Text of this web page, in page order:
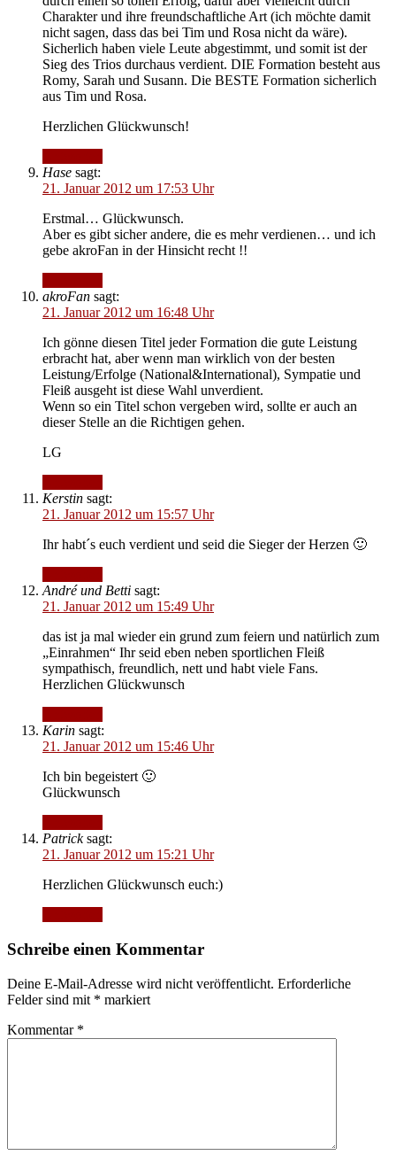
Charakter und ihre freundschaftliche Art (ich möchte damit
nicht sagen, dass das bei Tim und Rosa nicht da wäre).
Sicherlich haben viele Leute abgestimmt, und somit ist der
Sieg des Trios durchaus verdient. DIE Formation besteht aus
Romy, Sarah und Susann. Die BESTE Formation sicherlich
aus Tim und Rosa.
Herzlichen Glückwunsch!
Hase sagt:
21. Januar 2012 um 17:53 Uhr
Erstmal… Glückwunsch.
Aber es gibt sicher andere, die es mehr verdienen… und ich
gebe akroFan in der Hinsicht recht !!
akroFan sagt:
21. Januar 2012 um 16:48 Uhr
Ich gönne diesen Titel jeder Formation die gute Leistung
erbracht hat, aber wenn man wirklich von der besten
Leistung/Erfolge (National&International), Sympatie und
Fleiß ausgeht ist diese Wahl unverdient.
Wenn so ein Titel schon vergeben wird, sollte er auch an
dieser Stelle an die Richtigen gehen.
LG
Kerstin sagt:
21. Januar 2012 um 15:57 Uhr
Ihr habt´s euch verdient und seid die Sieger der Herzen 🙂
André und Betti sagt:
21. Januar 2012 um 15:49 Uhr
das ist ja mal wieder ein grund zum feiern und natürlich zum
„Einrahmen“ Ihr seid eben neben sportlichen Fleiß
sympathisch, freundlich, nett und habt viele Fans.
Herzlichen Glückwunsch
Karin sagt:
21. Januar 2012 um 15:46 Uhr
Ich bin begeistert 🙂
Glückwunsch
Patrick sagt:
21. Januar 2012 um 15:21 Uhr
Herzlichen Glückwunsch euch:)
Schreibe einen Kommentar
Deine E-Mail-Adresse wird nicht veröffentlicht. Erforderliche
Felder sind mit * markiert
Kommentar *